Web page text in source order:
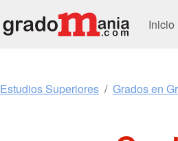
Inicio
Estudios Superiores Grados en